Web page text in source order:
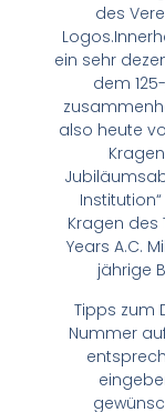
des
ein sehr
dem
also heute
Kragen des
Years A.C.
jährige
Tipps zum
Nummer